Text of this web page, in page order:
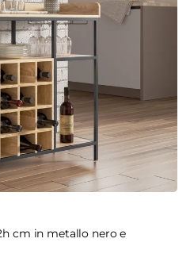
cm in metallo nero e